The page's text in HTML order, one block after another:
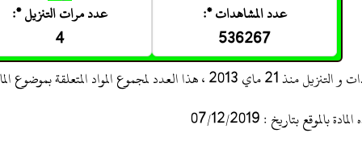
عدد المشاهدات *:
536267
عدد مرات التنزيل *:
4
العدد لمجموع المواد المتعلقة بموضوع المادة
بتاريخ : 07/12/2019